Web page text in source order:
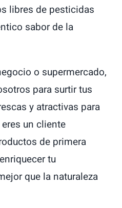
libres de pesticidas
sabor de la
o supermercado,
para surtir tus
y atractivas para
un cliente
de primera
tu
que la naturaleza